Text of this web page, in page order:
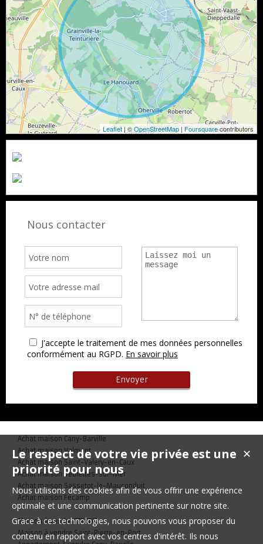
Leaflet| ©OpenStreetMap | Foursquarecontributors
Nous contacter
J'accepte le traitement de mes données personnelles
conformément au RGPD. En savoir plus
Achat maison Cany-Barville
Achat maison Valmont
Achat maison Saint-Valery-en-Caux
Achat maison Veulettes-sur-Mer
Achat maison Sassetot-le-Mauconduit
Achat maison Fécamp
Maison à vendre ETRETAT
Maison à vendre Saint-Pierre-en-Port
✕
Le respect de votre vie privée est une
priorité pour nous
Nous utilisons des cookies afin de vous offrir une expérience
optimale et une communication pertinente sur notre site.
Grace à ces technologies, nous pouvons vous proposer du
contenu en rapport avec vos centres d'intérêt. Ils nous